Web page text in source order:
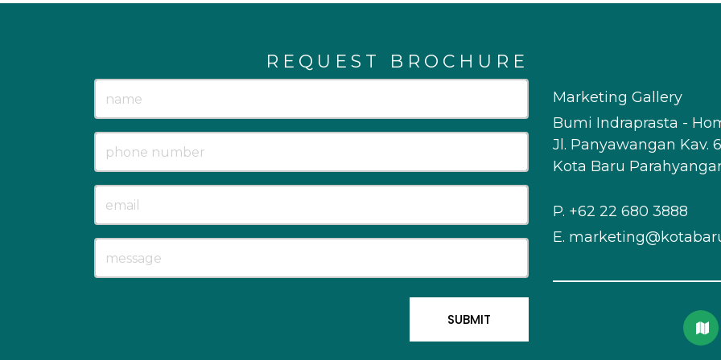
REQUEST BROCHURE
SUBMIT
Marketing Gallery
Bumi Indraprasta -
Jl. Panyawangan Kav.
Kota Baru
P. +62 22 680 3888
E.